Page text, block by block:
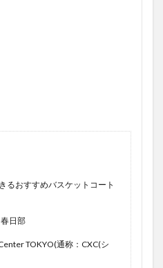
るおすすめバスケットコート
日部
TOKYO(通称：CXC(シ